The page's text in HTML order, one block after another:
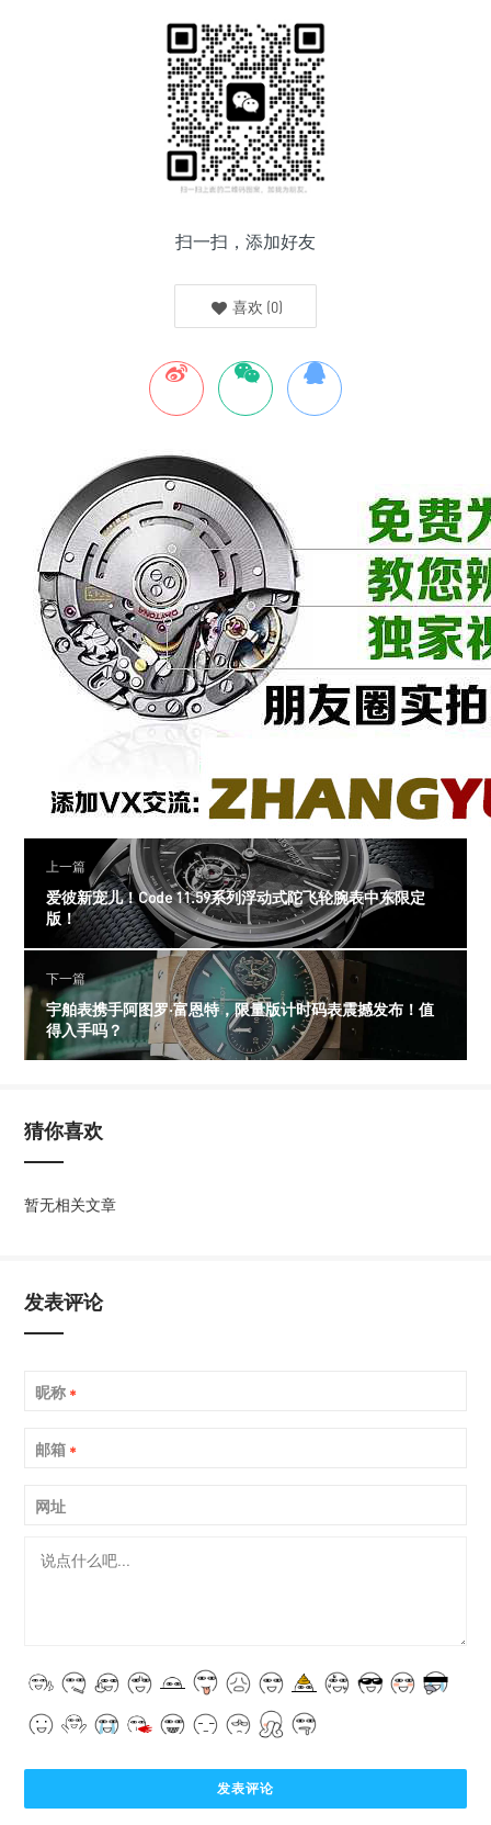
扫一扫，添加好友
喜欢 (0)
上一篇
爱彼新宠儿！Code 11.59系列浮动式陀飞轮腕表中东限定
版！
下一篇
宇舶表携手阿图罗·富恩特，限量版计时码表震撼发布！值
得入手吗？
猜你喜欢
暂无相关文章
发表评论
昵称 *
邮箱 *
网址